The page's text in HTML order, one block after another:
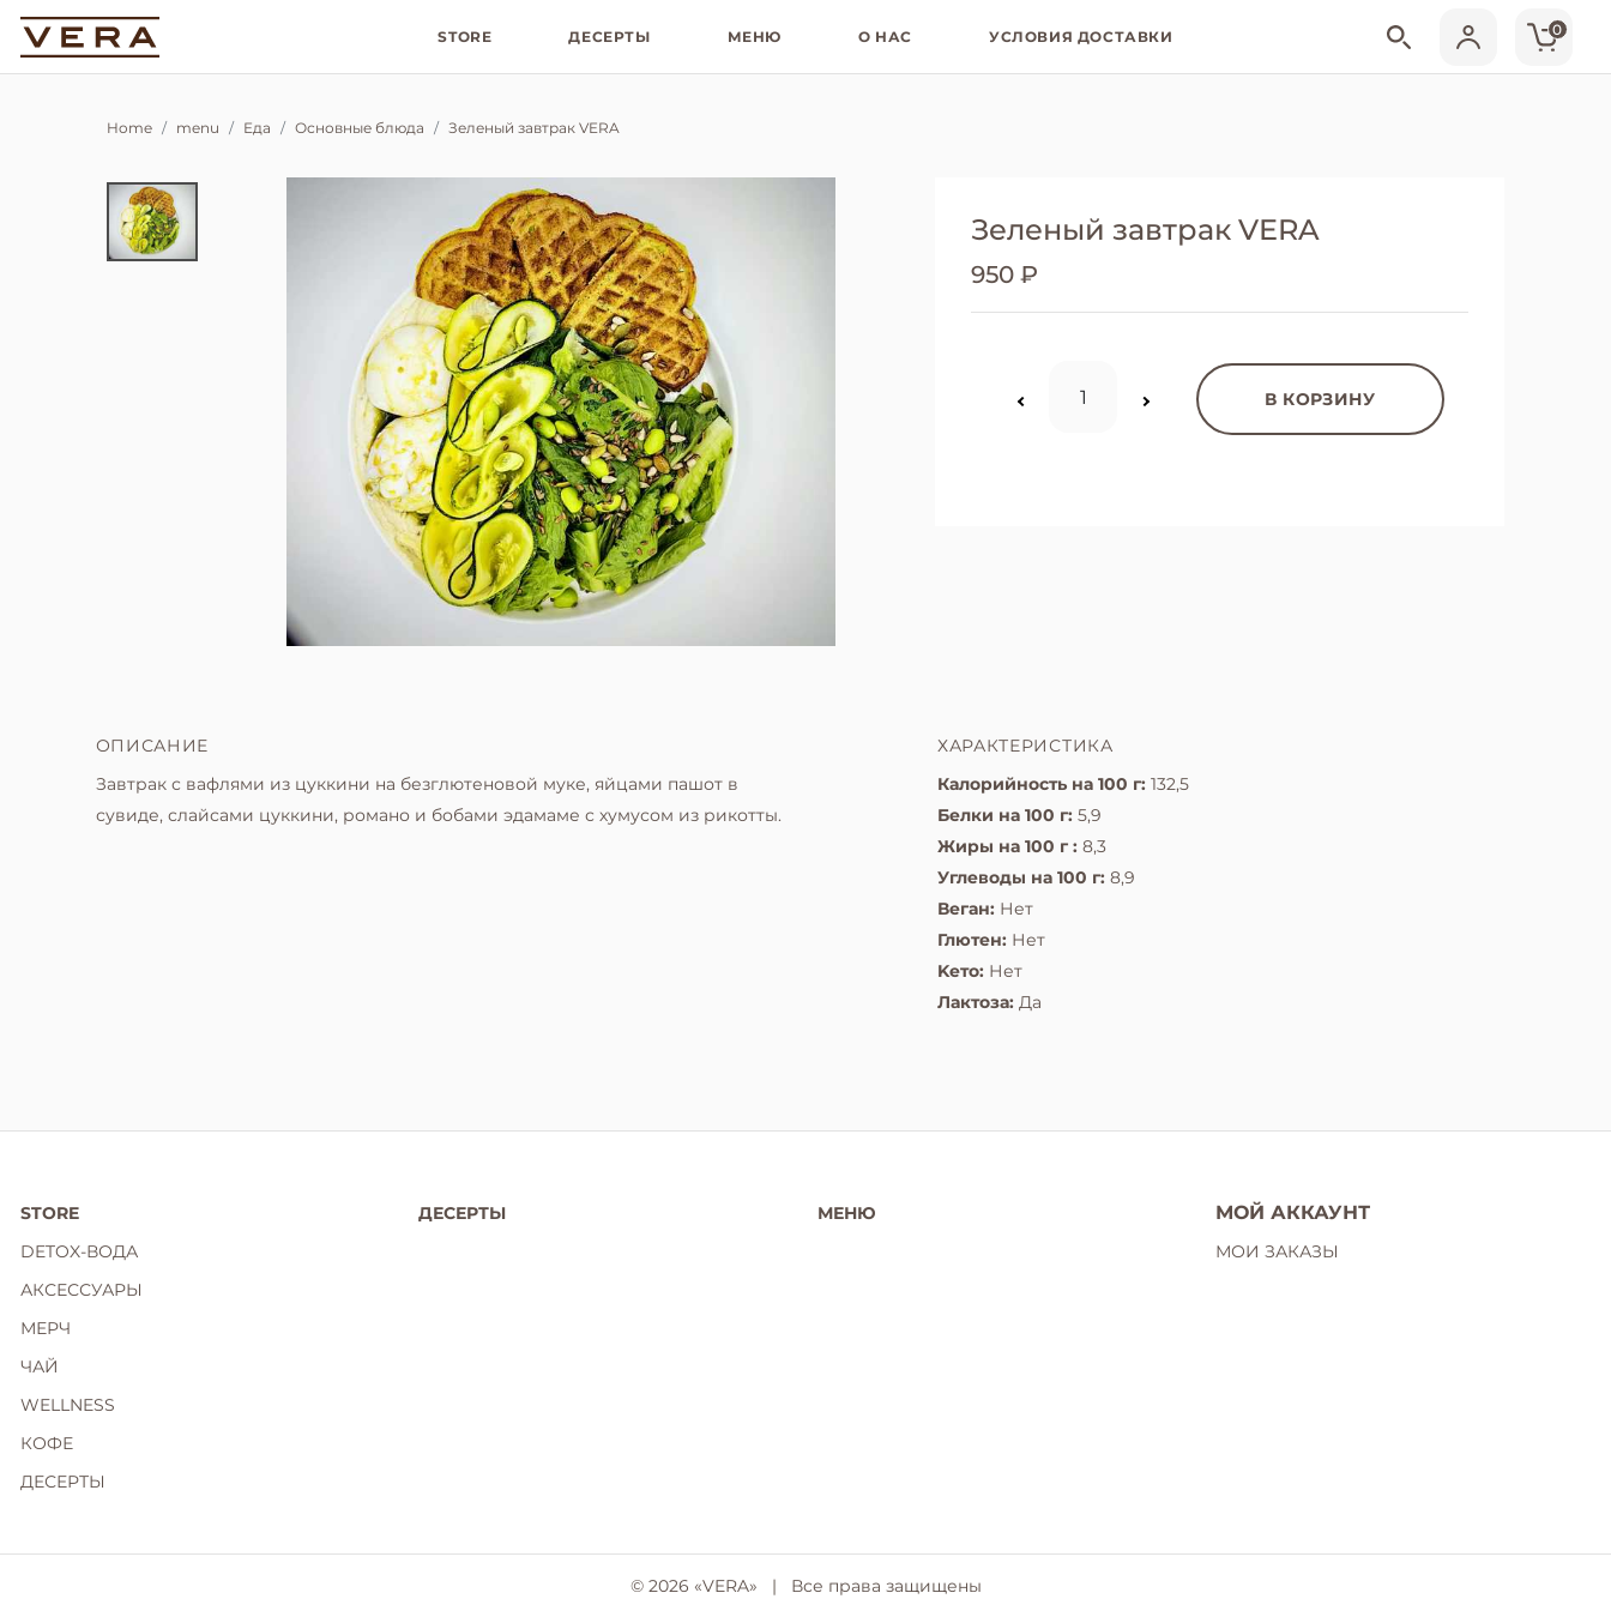
STORE ДЕСЕРТЫ МЕНЮ О НАС УСЛОВИЯ ДОСТАВКИ 0
Home menu Еда Основные блюда Зеленый завтрак VERA
Зеленый завтрак VERA
950 ₽
В КОРЗИНУ
ОПИСАНИЕ
Завтрак с вафлями из цуккини на безглютеновой муке, яйцами пашот в
сувиде, слайсами цуккини, романо и бобами эдамаме с хумусом из рикотты.
ХАРАКТЕРИСТИКА
Калорийность на 100 г: 132,5
Белки на 100 г: 5,9
Жиры на 100 г : 8,3
Углеводы на 100 г: 8,9
Веган: Нет
Глютен: Нет
Kето: Нет
Лактоза: Да
STORE
DETOX-ВОДА
АКСЕССУАРЫ
МЕРЧ
ЧАЙ
WELLNESS
КОФЕ
ДЕСЕРТЫ
ДЕСЕРТЫ МЕНЮ МОЙ АККАУНТ
МОИ ЗАКАЗЫ
© 2026 «VERA» | Все права защищены